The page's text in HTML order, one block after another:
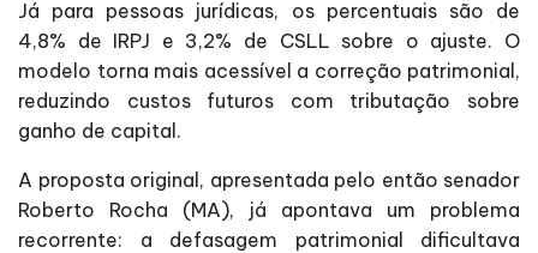
Já para pessoas jurídicas, os percentuais são de
4,8% de IRPJ e 3,2% de CSLL sobre o ajuste. O
modelo torna mais acessível a correção patrimonial,
reduzindo custos futuros com tributação sobre
ganho de capital.
A proposta original, apresentada pelo então senador
Roberto Rocha (MA), já apontava um problema
recorrente: a defasagem patrimonial dificultava